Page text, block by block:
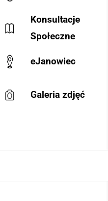
Konsultacje
Społeczne
eJanowiec
Galeria zdjęć